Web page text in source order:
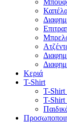
Κεριά
T-Shirt
T-Shirt
T-Shirt